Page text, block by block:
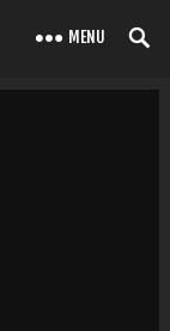
MENU